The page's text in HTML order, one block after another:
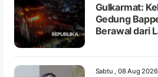
Gulkarmat:
Gedung
Berawal dari
Sabtu , 08 Aug